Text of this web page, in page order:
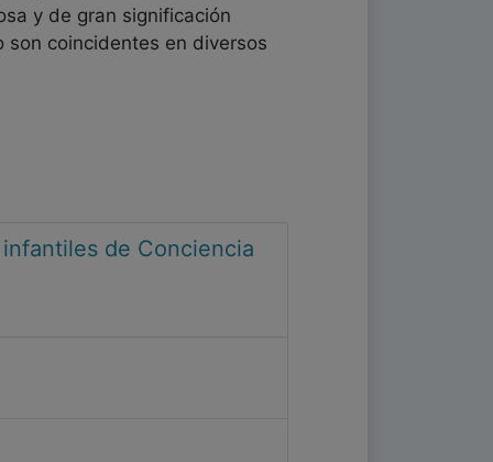
y de gran significación
coincidentes en diversos
de Conciencia